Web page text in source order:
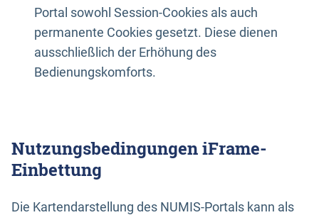
Portal sowohl Session-Cookies als auch
permanente Cookies gesetzt. Diese dienen
ausschließlich der Erhöhung des
Bedienungskomforts.
Nutzungsbedingungen iFrame-
Einbettung
Die Kartendarstellung des NUMIS-Portals kann als